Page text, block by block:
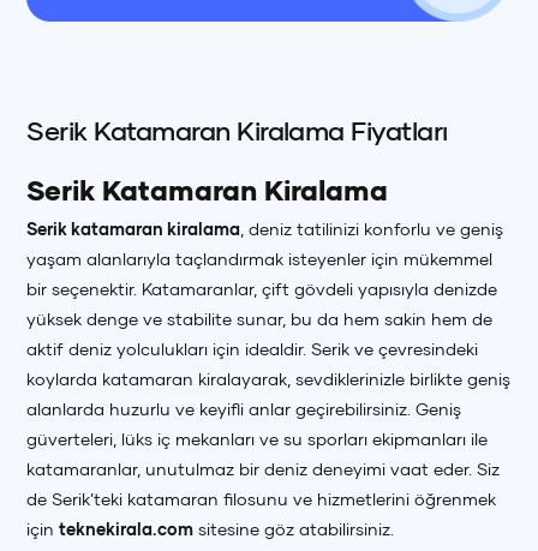
Serik Katamaran Kiralama Fiyatları
Serik Katamaran Kiralama
Serik katamaran kiralama , deniz tatilinizi konforlu ve geniş
yaşam alanlarıyla taçlandırmak isteyenler için mükemmel
bir seçenektir. Katamaranlar, çift gövdeli yapısıyla denizde
yüksek denge ve stabilite sunar, bu da hem sakin hem de
aktif deniz yolculukları için idealdir. Serik ve çevresindeki
koylarda katamaran kiralayarak, sevdiklerinizle birlikte geniş
alanlarda huzurlu ve keyifli anlar geçirebilirsiniz. Geniş
güverteleri, lüks iç mekanları ve su sporları ekipmanları ile
katamaranlar, unutulmaz bir deniz deneyimi vaat eder. Siz
de Serik’teki katamaran filosunu ve hizmetlerini öğrenmek
içinteknekirala.com sitesine göz atabilirsiniz.